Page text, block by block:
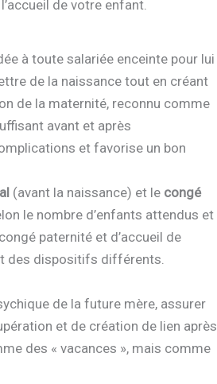
de votre enfant.
à toute salariée enceinte pour lui
de la naissance tout en créant
de la maternité, reconnu comme
avant et après
et favorise un bon
(avant la naissance) et le congé
le nombre d’enfants attendus et
paternité et d’accueil de
des dispositifs différents.
de la future mère, assurer
et de création de lien après
des « vacances », mais comme